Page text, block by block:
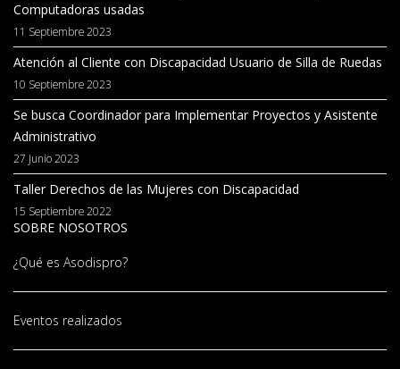
Computadoras usadas
11 Septiembre 2023
Atención al Cliente con Discapacidad Usuario de Silla de Ruedas
10 Septiembre 2023
Se busca Coordinador para Implementar Proyectos y Asistente
Administrativo
27 Junio 2023
Taller Derechos de las Mujeres con Discapacidad
15 Septiembre 2022
SOBRE NOSOTROS
¿Qué es Asodispro?
Eventos realizados